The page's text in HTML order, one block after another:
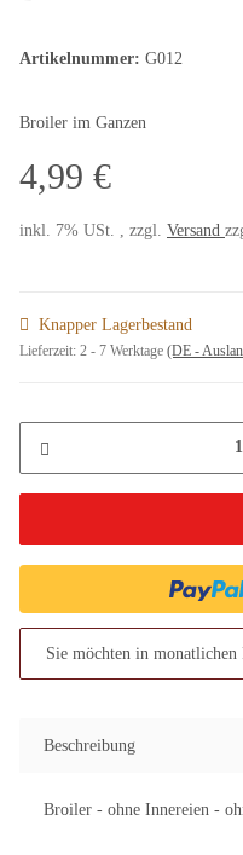
Artikelnummer: G012
Broiler im Ganzen
4,99 €
inkl. 7% USt. , zzgl. Versand
Knapper Lagerbestand
Lieferzeit: 2 - 7 Werktage (DE -
Sie möchten in monatlichen
Beschreibung
Broiler - ohne Innereien -